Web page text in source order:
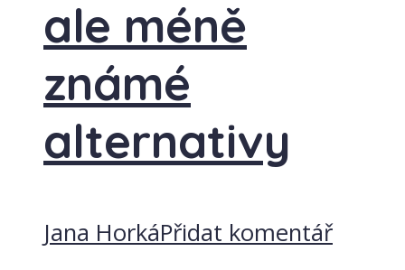
ale méně
známé
alternativy
Jana HorkáPřidat komentář